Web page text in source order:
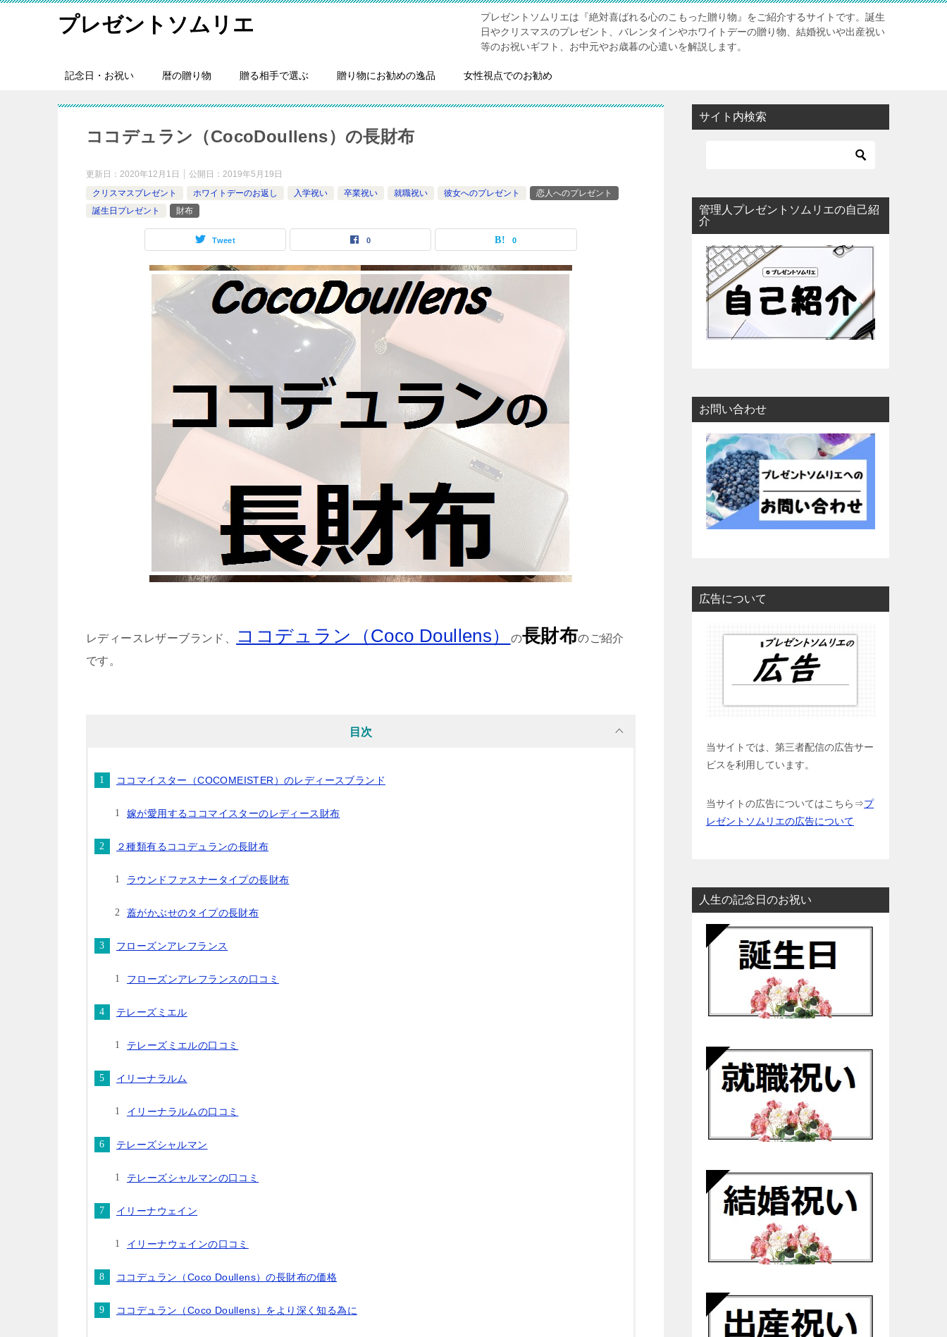
プレゼントソムリエ
プレゼントソムリエは『絶対喜ばれる心のこもった贈り物』をご紹介するサイトです。誕生
日やクリスマスのプレゼント、バレンタインやホワイトデーの贈り物、結婚祝いや出産祝い
等のお祝いギフト、お中元やお歳暮の心遣いを解説します。
記念日・お祝い 暦の贈り物 贈る相手で選ぶ 贈り物にお勧めの逸品 女性視点でのお勧め
ココデュラン（CocoDoullens）の長財布
更新日： 2020年12月1日 公開日： 2019年5月19日
クリスマスプレゼント
ホワイトデーのお返し 入学祝い 卒業祝い 就職祝い 彼女へのプレゼント
恋人へのプレゼント
誕生日プレゼント
財布
Tweet 0 0
レディースレザーブランド、 ココデュラン（Coco Doullens） の長財布のご紹介
です。
目次
ココマイスター（COCOMEISTER）のレディースブランド
嫁が愛用するココマイスターのレディース財布
２種類有るココデュランの長財布
ラウンドファスナータイプの長財布
蓋がかぶせのタイプの長財布
フローズンアレフランス
フローズンアレフランスの口コミ
テレーズミエル
テレーズミエルの口コミ
イリーナラルム
イリーナラルムの口コミ
テレーズシャルマン
テレーズシャルマンの口コミ
イリーナウェイン
イリーナウェインの口コミ
ココデュラン（Coco Doullens）の長財布の価格
ココデュラン（Coco Doullens）をより深く知る為に
サイト内検索
管理人プレゼントソムリエの自己紹
介
お問い合わせ
広告について
当サイトでは、第三者配信の広告サー
ビスを利用しています。
当サイトの広告についてはこちら⇒プ
レゼントソムリエの広告について
人生の記念日のお祝い